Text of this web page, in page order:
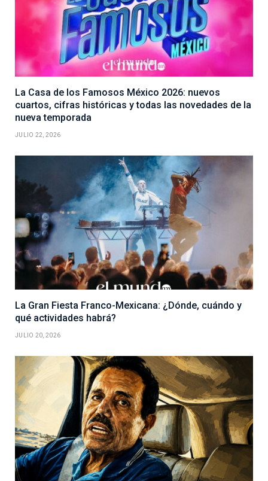
La Casa de los Famosos México 2026: nuevos
cuartos, cifras históricas y todas las novedades de la
nueva temporada
JULIO 22, 2026
La Gran Fiesta Franco-Mexicana: ¿Dónde, cuándo y
qué actividades habrá?
JULIO 20, 2026